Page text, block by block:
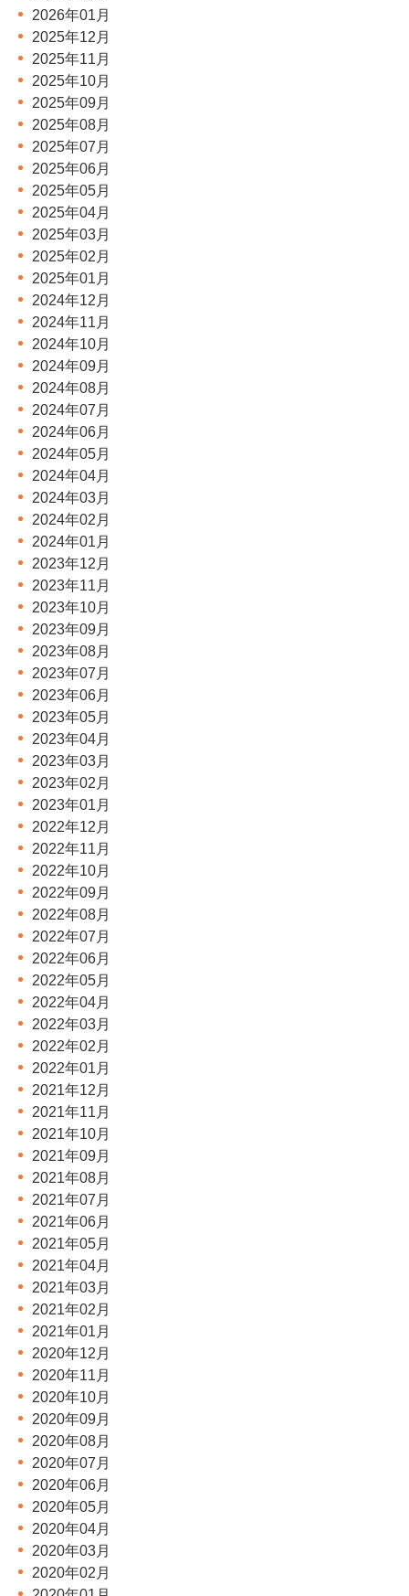
2026年01月
2025年12月
2025年11月
2025年10月
2025年09月
2025年08月
2025年07月
2025年06月
2025年05月
2025年04月
2025年03月
2025年02月
2025年01月
2024年12月
2024年11月
2024年10月
2024年09月
2024年08月
2024年07月
2024年06月
2024年05月
2024年04月
2024年03月
2024年02月
2024年01月
2023年12月
2023年11月
2023年10月
2023年09月
2023年08月
2023年07月
2023年06月
2023年05月
2023年04月
2023年03月
2023年02月
2023年01月
2022年12月
2022年11月
2022年10月
2022年09月
2022年08月
2022年07月
2022年06月
2022年05月
2022年04月
2022年03月
2022年02月
2022年01月
2021年12月
2021年11月
2021年10月
2021年09月
2021年08月
2021年07月
2021年06月
2021年05月
2021年04月
2021年03月
2021年02月
2021年01月
2020年12月
2020年11月
2020年10月
2020年09月
2020年08月
2020年07月
2020年06月
2020年05月
2020年04月
2020年03月
2020年02月